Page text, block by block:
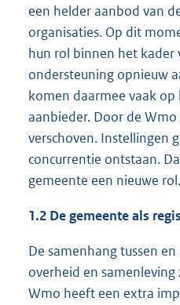
een helder aanbod van
organisaties. Op dit
hun rol binnen het kader
ondersteuning opnieuw
komen daarmee vaak
aanbieder. Door de
verschoven. Instellingen
concurrentie ontstaan.
gemeente een nieuwe rol.
1.2 De gemeente als
De samenhang tussen
overheid en
Wmo heeft een extra